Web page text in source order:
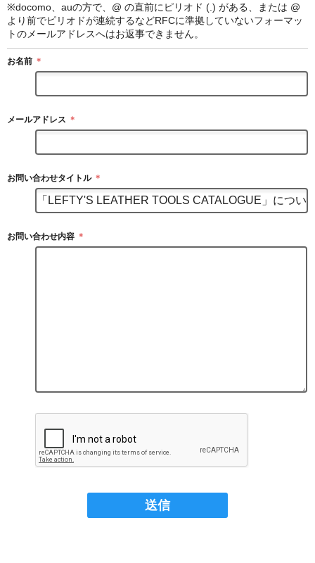
※docomo、auの方で、@ の直前にピリオド (.) がある、または @
より前でピリオドが連続するなどRFCに準拠していないフォーマッ
トのメールアドレスへはお返事できません。
お名前 ＊
メールアドレス ＊
お問い合わせタイトル ＊
お問い合わせ内容 ＊